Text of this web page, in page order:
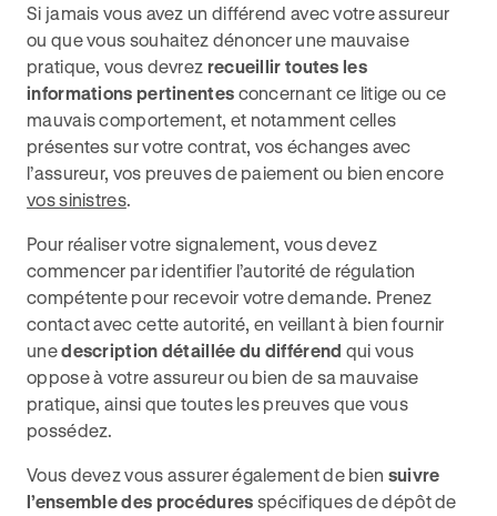
Si jamais vous avez un différend avec votre assureur
ou que vous souhaitez dénoncer une mauvaise
pratique, vous devrez recueillir toutes les
informations pertinentes concernant ce litige ou ce
mauvais comportement, et notamment celles
présentes sur votre contrat, vos échanges avec
l’assureur, vos preuves de paiement ou bien encore
vos sinistres.
Pour réaliser votre signalement, vous devez
commencer par identifier l’autorité de régulation
compétente pour recevoir votre demande. Prenez
contact avec cette autorité, en veillant à bien fournir
unedescription détaillée du différend qui vous
oppose à votre assureur ou bien de sa mauvaise
pratique, ainsi que toutes les preuves que vous
possédez.
Vous devez vous assurer également de bien suivre
l’ensemble des procédures spécifiques de dépôt de